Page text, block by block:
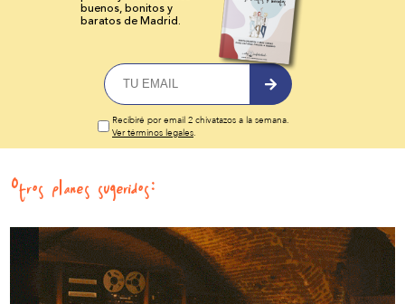
buenos, bonitos y
baratos de Madrid.
Recibiré por email 2 chivatazos a la semana.
Ver términos legales.
Otros planes sugeridos: